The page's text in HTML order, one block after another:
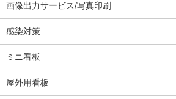
画像出力サービス/写真印刷
感染対策
ミニ看板
屋外用看板